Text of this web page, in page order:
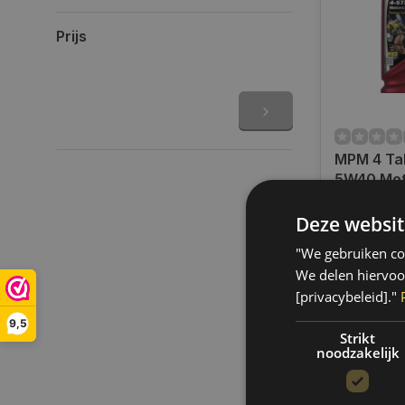
9,5
Prijs
MPM 4
5W40
57001
Op
uur
gratis
BE)
€12,95
Vergelijk
Deze
"We gebruiken
We delen
[privacybeleid]."
Strikt
noodzakelijk